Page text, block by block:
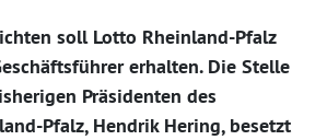
soll Lotto Rheinland-Pfalz
erhalten. Die Stelle
Präsidenten des
Pfalz, Hendrik Hering, besetzt